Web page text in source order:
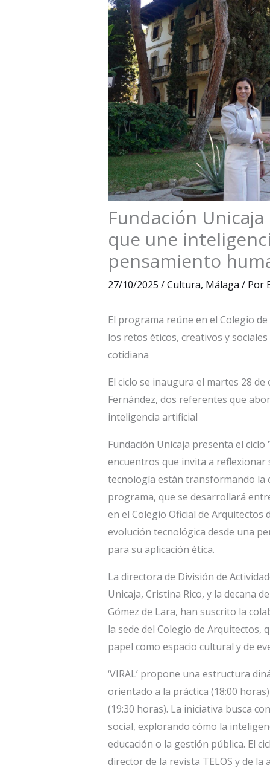
Fundación Unicaja
que une
pensamiento
27/10/2025 /Cultura, Málaga / Por
El programa reúne en el Colegio
los retos éticos, creativos y
cotidiana
El ciclo se inaugura el martes 28
Fernández, dos referentes que
inteligencia artificial
Fundación Unicaja presenta el ciclo
encuentros que invita a reflexionar
tecnología están transformando la
programa, que se desarrollará
en el Colegio Oficial de Arquitectos
evolución tecnológica desde una
para su aplicación ética.
La directora de División de
Unicaja, Cristina Rico, y la decana
Gómez de Lara, han suscrito la
la sede del Colegio de Arquitectos,
papel como espacio cultural y de
‘VIRAL’ propone una estructura
orientado a la práctica (18:00
(19:30 horas). La iniciativa busca
social, explorando cómo la
educación o la gestión pública. El
director de la revista TELOS y de la